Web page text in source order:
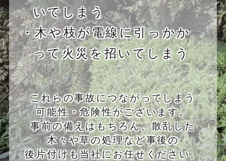
いでしまう
・木や枝が電線に引っかか
って火災を招いてしまう
これらの事故につながってしまう
可能性・危険性がございます。
事前の備えはもちろん、散乱した
木々や草の処理など事後の
後片付けも当社にお任せください。